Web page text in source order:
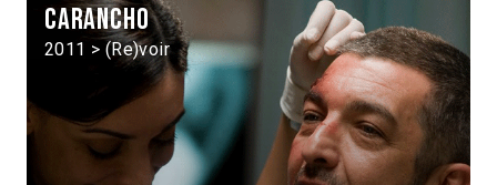
Carancho
2011 > (Re)voir